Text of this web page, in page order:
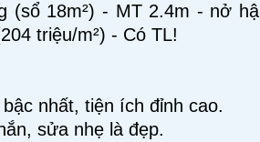
(sổ 18m²) - MT 2.4m - nở
triệu/m²) - Có TL!
nhất, tiện ích đỉnh cao.
sửa nhẹ là đẹp.